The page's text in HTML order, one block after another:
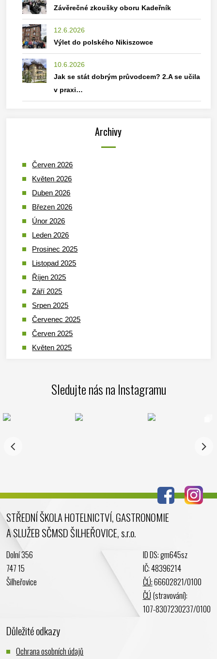
Závěrečné zkoušky oboru Kadeřník
12.6.2026
Výlet do polského Nikiszowce
10.6.2026
Jak se stát dobrým průvodcem? 2.A se učila
v praxi…
Archivy
Červen 2026
Květen 2026
Duben 2026
Březen 2026
Únor 2026
Leden 2026
Prosinec 2025
Listopad 2025
Říjen 2025
Září 2025
Srpen 2025
Červenec 2025
Červen 2025
Květen 2025
Leden 2025
Listopad 2024
Duben 2024
Březen 2024
Leden 2024
Listopad 2023
Srpen 2023
Červen 2023
Sledujte nás na Instagramu
STŘEDNÍ ŠKOLA HOTELNICTVÍ, GASTRONOMIE
A SLUŽEB SČMSD ŠILHEŘOVICE, s.r.o.
Dolní 356
747 15
Šilheřovice
ID DS: gm645sz
IČ: 48396214
ČÚ:66602821/0100
ČÚ (stravování):
107-8307230237/0100
Důležité odkazy
Ochrana osobních údajů